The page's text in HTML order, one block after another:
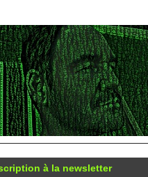
à la newsletter